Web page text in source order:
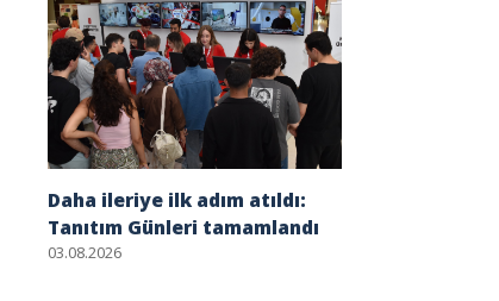
Daha ileriye ilk adım atıldı:
Tanıtım Günleri tamamlandı
03.08.2026